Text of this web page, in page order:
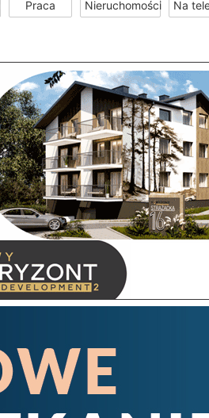
Praca Nieruchomości Na